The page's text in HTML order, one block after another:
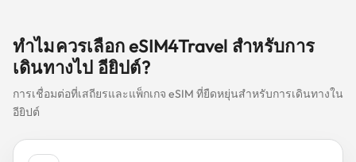
ทำไมควรเลือก eSIM4Travel สำหรับการ
เดินทางไป อียิปต์?
การเชื่อมต่อที่เสถียรและแพ็กเกจ eSIM ที่ยืดหยุ่นสำหรับการเดินทางใน
อียิปต์